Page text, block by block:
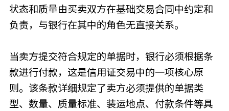
状态和质量由买卖双方在基础交易合同中约定和
负责，与银行在其中的角色无直接关系。
当卖方提交符合规定的单据时，银行必须根据条
款进行付款，这是信用证交易中的一项核心原
则。该条款详细规定了卖方必须提供的单据类
型、数量、质量标准、装运地点、付款条件等具